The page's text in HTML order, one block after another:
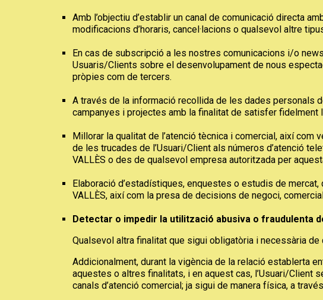
Amb l’objectiu d’establir un canal de comunicació directa
modificacions d’horaris, cancel·lacions o qualsevol altre
En cas de subscripció a les nostres comunicacions i/o
Usuaris/Clients sobre el desenvolupament de nous
pròpies com de tercers.
A través de la informació recollida de les dades personals
campanyes i projectes amb la finalitat de satisfer fidelment
Millorar la qualitat de l’atenció tècnica i comercial, així
de les trucades de l’Usuari/Client als números d’atenció
VALLÈS o des de qualsevol empresa autoritzada per
Elaboració d’estadístiques, enquestes o estudis de
VALLÈS, així com la presa de decisions de negoci,
Detectar o impedir la utilització abusiva o fraudulenta
Qualsevol altra finalitat que sigui obligatòria i necessària
Addicionalment, durant la vigència de la relació establerta
aquestes o altres finalitats, i en aquest cas, l’Usuari/Client
canals d’atenció comercial; ja sigui de manera física, a